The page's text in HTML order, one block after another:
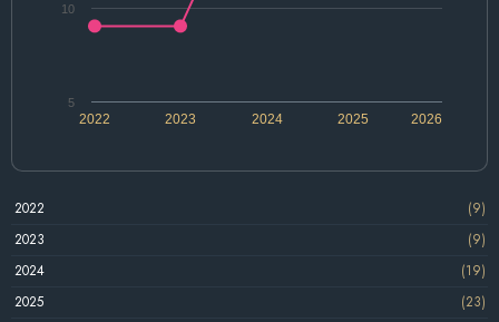
2022 2024 2026
2023 2025
5
10
2022
(9)
2023
(9)
2024
(19)
2025
(23)